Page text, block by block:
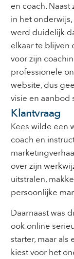
en coach.
in het
werd duidelijk
elkaar te blijven
voor zijn
professionele
website, dus
visie en aanbod
Klantvraag
Kees wilde een
coach en
over zijn
uitstralen,
persoonlijke
Daarnaast was
ook online
starter, maar
kiest voor het